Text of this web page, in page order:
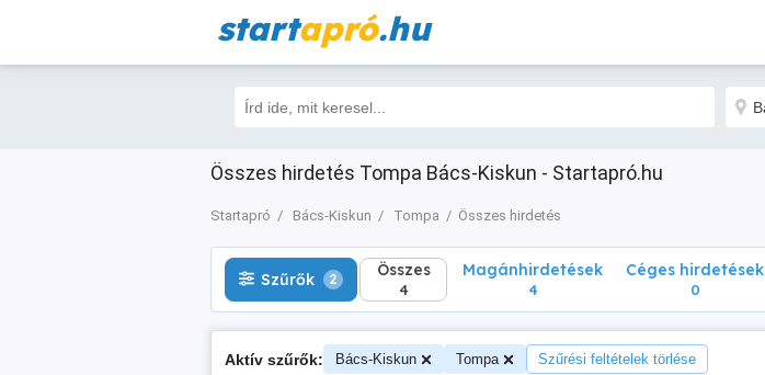
startapró.hu
Összes hirdetés Tompa Bács-Kiskun - Startapró.hu
Startapró Bács-Kiskun Tompa Összes hirdetés
Szűrők 2 Összes
4
Szűrők 2 Összes
4
Magánhirdetések
4
Céges hirdetések
0
Aktív szűrők: Bács-Kiskun Tompa Szűrési feltételek törlése